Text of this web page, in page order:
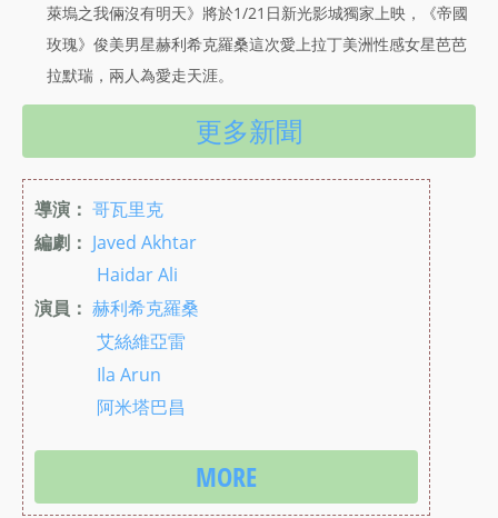
萊塢之我倆沒有明天》將於1/21日新光影城獨家上映，《帝國
玫瑰》俊美男星赫利希克羅桑這次愛上拉丁美洲性感女星芭芭
拉默瑞，兩人為愛走天涯。
更多新聞
導演： 哥瓦里克
編劇： Javed Akhtar
Haidar Ali
演員： 赫利希克羅桑
艾絲維亞雷
Ila Arun
阿米塔巴昌
MORE